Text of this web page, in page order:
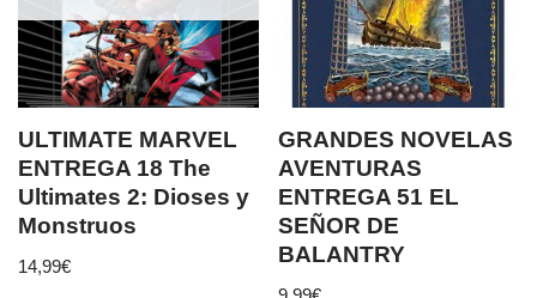
ULTIMATE MARVEL
ENTREGA 18 The
Ultimates 2: Dioses y
Monstruos
14,99€
GRANDES NOVELAS
AVENTURAS
ENTREGA 51 EL
SEÑOR DE
BALANTRY